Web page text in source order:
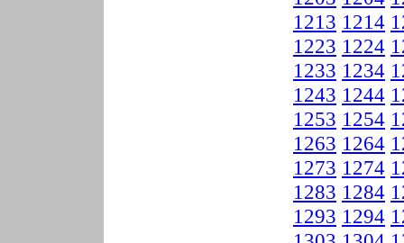
1213 1214
1223 1224
1233 1234
1243 1244
1253 1254
1263 1264
1273 1274
1283 1284
1293 1294